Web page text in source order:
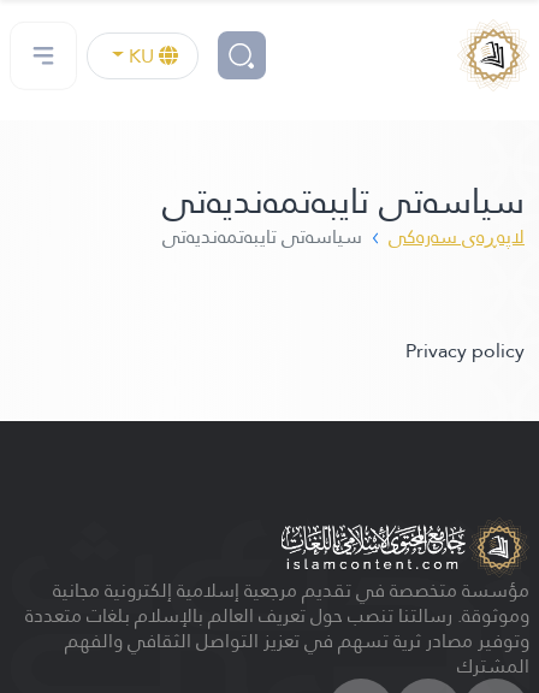
سیاسه‌تی تایبه‌تمه‌ندیه‌تی
لاپه‌ڕه‌ی سه‌ره‌كی سیاسه‌تی تایبه‌تمه‌ندیه‌تی
Privacy policy
مؤسسة متخصصة في تقديم مرجعية إسلامية إلكترونية مجانية
وموثوقة. رسالتنا تنصب حول تعريف العالم بالإسلام بلغات متعددة
وتوفير مصادر ثرية تسهم في تعزيز التواصل الثقافي والفهم
المشترك